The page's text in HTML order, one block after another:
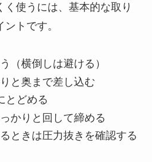
く使うには、基本的な取り
トです。
（横倒しは避ける）
と奥まで差し込む
とどめる
かりと回して締める
ときは圧力抜きを確認する